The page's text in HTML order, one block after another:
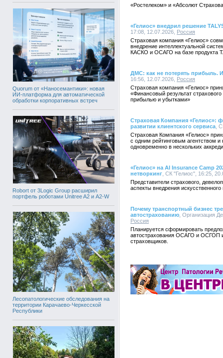
Quorum от «Наносемантики»: новая
ИИ-платформа для автоматической
обработки корпоративных встреч
Robort от 3Logic Group расширил
портфель роботами Unitree A2 и A2-W
Лесопатологические обследования на
территории Карачаево-Черкесской
Республики
«Ростелеком» и «Абсолют
«Гелиос» внедрил решение
17:08, 12.07.2026, Россия
Страховая компания «Гелиос»
внедрение интеллектуальной
КАСКО и ОСАГО на базе продукта
ДМС: как не потерять прибыль.
16:56, 12.07.2026, Россия
Страховая компания «Гелиос»
«Финансовый результат
прибылью и убытками»
Страховая Компания «Гелиос»:
развитии клиентского сервиса ,
Страховая Компания «Гелиос»
с одним рейтинговым агентством и
одновременно в нескольких
«Гелиос» на AI Insurance Camp
нетворкинг , СК "Гелиос", 16:25,
Представители страхового,
аспекты внедрения
Почему транспортный бизнес
автострахованию , Организация
Россия
Планируется сформировать
автострахования ОСАГО и ОСГОП и
страховщиков.